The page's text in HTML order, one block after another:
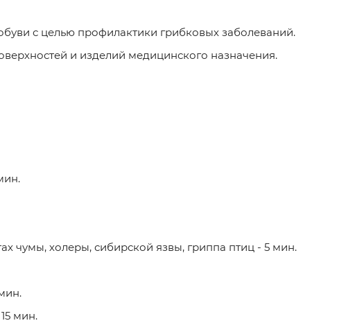
с целью профилактики грибковых заболеваний.
и изделий медицинского назначения.
чумы, холеры, сибирской язвы, гриппа птиц - 5 мин.
мин.